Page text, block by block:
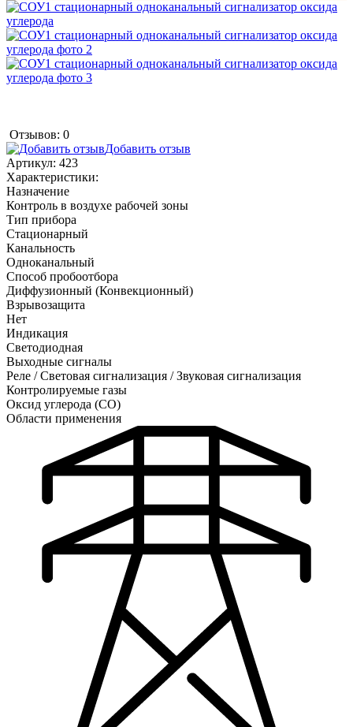
Отзывов: 0
Добавить отзыв
Артикул: 423
Характеристики:
Назначение
Контроль в воздухе рабочей зоны
Тип прибора
Стационарный
Канальность
Одноканальный
Способ пробоотбора
Диффузионный (Конвекционный)
Взрывозащита
Нет
Индикация
Светодиодная
Выходные сигналы
Реле / Световая сигнализация / Звуковая сигнализация
Контролируемые газы
Оксид углерода (CO)
Области применения